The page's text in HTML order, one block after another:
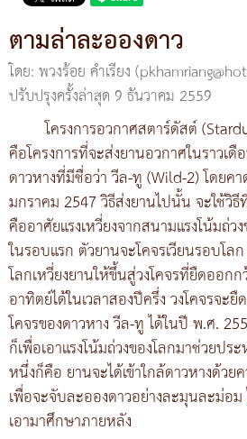
ตามล่าละอองดาว
โดย: พวงร้อย คำเรียง
ปรับปรุงครั้งล่าสุด 9 ธันวาคม 2559
โครงการอวกาศสตาร์ดัสต์
คือโครงการที่จะส่งยานอวกาศในราวเ
ดาวหางที่มีชื่อว่า วีล-ทู (Wild-2) โดยคา
มกราคม 2547 วิธีส่งยานไปนั้น จะใช้วิธี
คืออาศัยแรงเหวี่ยงจากสนามแรงโน้มถ่ว
ในรอบแรก ตัวยานจะโคจรเวียนรอบโล
โลกเหวี่ยงยานให้ขึ้นสู่วงโคจรที่ยืดออก
อาทิตย์ได้ในเวลาสองปีครึ่ง วงโคจรจะ
โคจรของดาวหาง วีล-ทู ได้ในปี พ.ศ.
ก็เพื่อเอาแรงโน้มถ่วงของโลกมาช่วยปร
หนึ่งก็คือ ยานจะได้เข้าใกล้ดาวหางด้วย
เพื่อจะจับละอองดาวอย่างละมุนละม่อ
เอามาศึกษาภายหลัง